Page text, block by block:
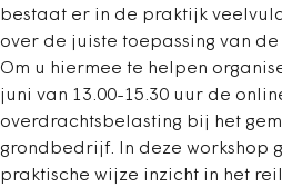
bestaat er in de praktijk
over de juiste toepassing van de
Om u hiermee te helpen
juni van 13.00-15.30 uur de
overdrachtsbelasting bij het
grondbedrijf. In deze workshop
praktische wijze inzicht in het